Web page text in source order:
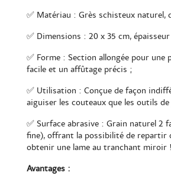
✅ Matériau : Grès schisteux naturel,
✅ Dimensions : 20 x 35 cm,
✅ Forme : Section allongée pour une
facile et un affûtage précis ;
✅ Utilisation : Conçue de façon
aiguiser les couteaux que les outils
✅ Surface abrasive : Grain naturel 2
fine), offrant la possibilité de repartir
obtenir une lame au tranchant miroir !
Avantages :